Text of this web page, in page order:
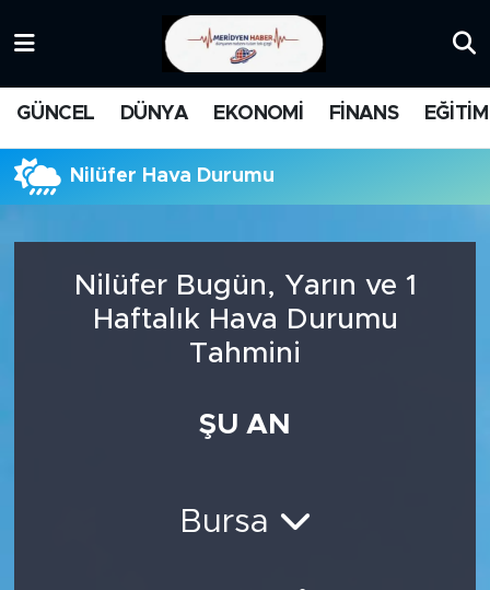
GÜNCEL DÜNYA EKONOMİ FİNANS EĞİTİM
Nilüfer Hava Durumu
Nilüfer Bugün, Yarın ve 1
Haftalık Hava Durumu
Tahmini
ŞU AN
Bursa
FİNANS
BİLİM-TEKNOLOJİ
Süper Lig Puan Durumu ve Fikstür
Tüm Manşetler
Son Dakika Haberleri